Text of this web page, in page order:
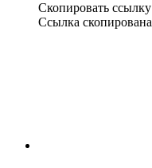
Скопировать ссылку
Ссылка скопирована